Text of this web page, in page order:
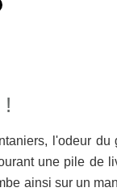
l'odeur
une pile de
ainsi sur un